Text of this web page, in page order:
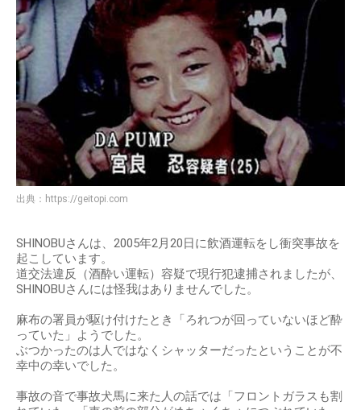
出典： https://geitopi.com
SHINOBUさんは、2005年2月20日に飲酒運転をし衝突事故を
起こしています。
道交法違反（酒酔い運転）容疑で現行犯逮捕されましたが、
SHINOBUさんには怪我はありませんでした。
麻布の署員が駆け付けたとき「ろれつが回っていないほど酔
っていた」ようでした。
ぶつかったのは人ではなくシャッターだったということが不
幸中の幸いでした。
事故の音で事故犬馬に来た人の話では「フロントガラスも割